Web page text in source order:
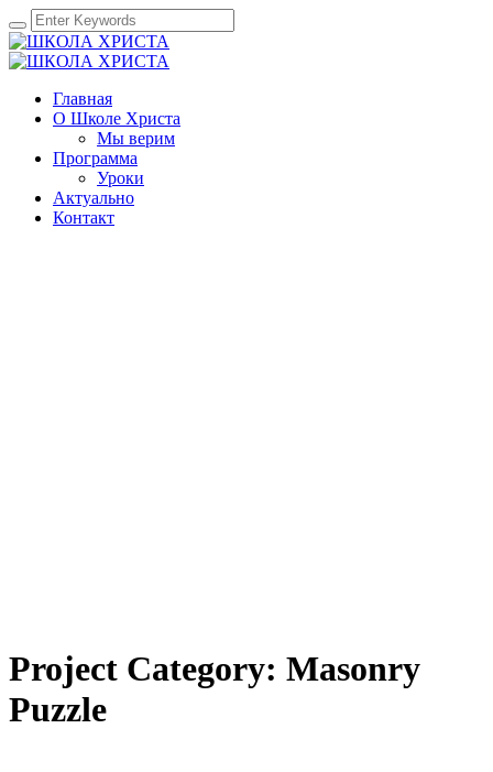
Главная
О Школе Христа
Мы верим
Программа
Уроки
Актуально
Контакт
Project Category: Masonry
Puzzle